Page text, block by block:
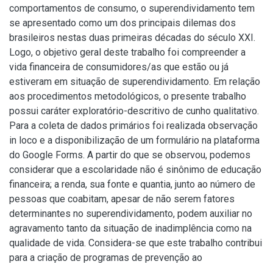
comportamentos de consumo, o superendividamento tem
se apresentado como um dos principais dilemas dos
brasileiros nestas duas primeiras décadas do século XXI.
Logo, o objetivo geral deste trabalho foi compreender a
vida financeira de consumidores/as que estão ou já
estiveram em situação de superendividamento. Em relação
aos procedimentos metodológicos, o presente trabalho
possui caráter exploratório-descritivo de cunho qualitativo.
Para a coleta de dados primários foi realizada observação
in loco e a disponibilização de um formulário na plataforma
do Google Forms. A partir do que se observou, podemos
considerar que a escolaridade não é sinônimo de educação
financeira; a renda, sua fonte e quantia, junto ao número de
pessoas que coabitam, apesar de não serem fatores
determinantes no superendividamento, podem auxiliar no
agravamento tanto da situação de inadimplência como na
qualidade de vida. Considera-se que este trabalho contribui
para a criação de programas de prevenção ao